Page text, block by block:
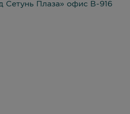
Сетунь Плаза» офис В-916